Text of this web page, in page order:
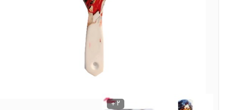
نوشیدنی ها
روشنایی و الکتریکی
2 +